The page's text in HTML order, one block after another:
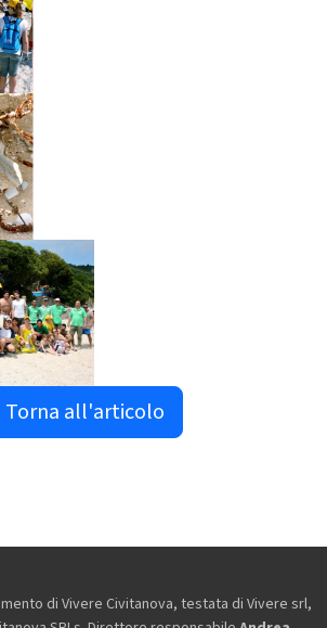
Torna all'articolo
di Vivere Civitanova, testata di Vivere srl,